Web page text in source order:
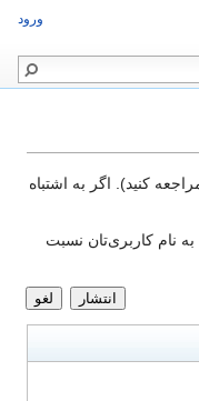
کنید). اگر به اشتباه
به نام کاربری‌تان نسبت
انتشار لغو
ورود